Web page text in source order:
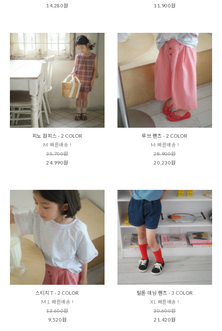
14,280원
11,900원
피노 원피스 - 2 COLOR
M 빠른배송 !
35,700원
24,990원
루브 팬츠 - 2 COLOR
M 빠른배송 !
28,900원
20,230원
스티치 T - 2 COLOR
M,L 빠른배송 !
13,600원
9,520원
탈론 데님 팬츠 - 3 COLOR
XL 빠른배송 !
30,600원
21,420원